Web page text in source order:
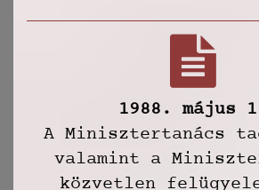
1988. május
A Minisztertanács
valamint a
közvetlen